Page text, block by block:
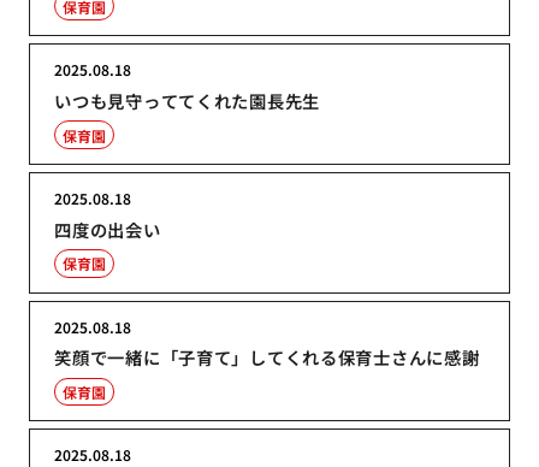
保育園
いつも見守っててくれた園長先生
2025.08.18
保育園
四度の出会い
2025.08.18
保育園
笑顔で一緒に「子育て」してくれる保育士さんに感謝
2025.08.18
保育園
2025.08.18